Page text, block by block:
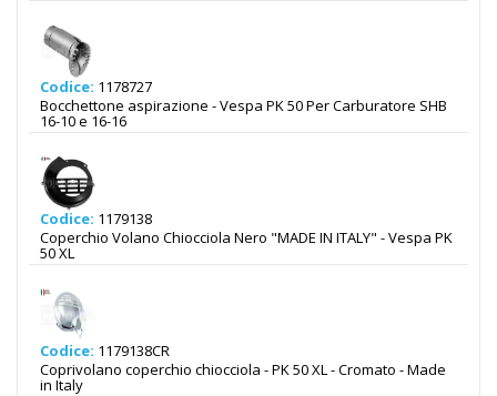
Codice: 1178727
Bocchettone aspirazione - Vespa PK 50 Per Carburatore SHB
16-10 e 16-16
Codice: 1179138
Coperchio Volano Chiocciola Nero "MADE IN ITALY" - Vespa PK
50 XL
Codice: 1179138CR
Coprivolano coperchio chiocciola - PK 50 XL - Cromato - Made
in Italy